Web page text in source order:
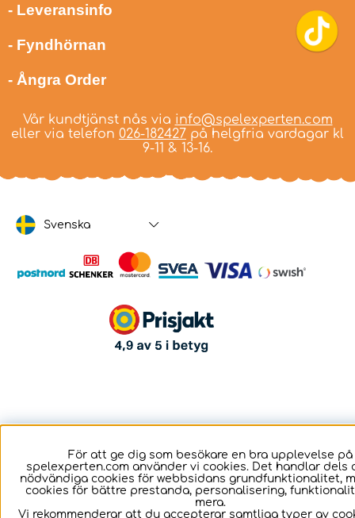
- Leveransinfo
- Fyndhörnan
- Ångra Order
Vår kundtjänst nås via info@spelexperten.com
eller via telefon 026-182427 på helgfria vardagar kl
9-11 & 13-16.
Svenska
För att ge dig som besökare en bra upplevelse på
spelexperten.com använder vi cookies. Det handlar dels
nödvändiga cookies för webbsidans grundfunktionalitet,
cookies för bättre prestanda, personalisering,
mera.
Vi rekommenderar att du accepterar samtliga typer av